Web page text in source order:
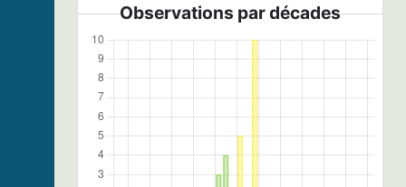
Observations par décades